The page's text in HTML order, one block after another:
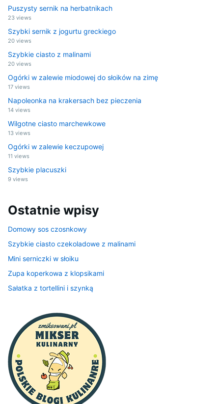
Puszysty sernik na herbatnikach
23 views
Szybki sernik z jogurtu greckiego
20 views
Szybkie ciasto z malinami
20 views
Ogórki w zalewie miodowej do słoików na zimę
17 views
Napoleonka na krakersach bez pieczenia
14 views
Wilgotne ciasto marchewkowe
13 views
Ogórki w zalewie keczupowej
11 views
Szybkie placuszki
9 views
Ostatnie wpisy
Domowy sos czosnkowy
Szybkie ciasto czekoladowe z malinami
Mini serniczki w słoiku
Zupa koperkowa z klopsikami
Sałatka z tortellini i szynką